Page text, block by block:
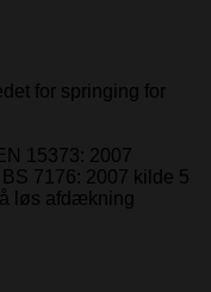
for springing for
15373: 2007
7176: 2007 kilde 5
løs afdækning